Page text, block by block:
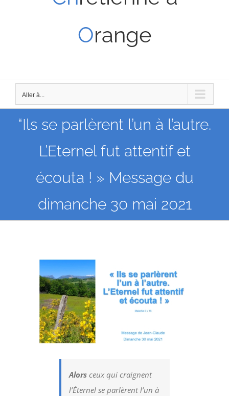
Orange
Aller à...
“Ils se parlèrent l’un à l’autre.
L’Eternel fut attentif et
écouta ! » Message du
dimanche 30 mai 2021
Voir
l'image
agrandie
Alors ceux qui craignent
l’Éternel se parlèrent l’un à